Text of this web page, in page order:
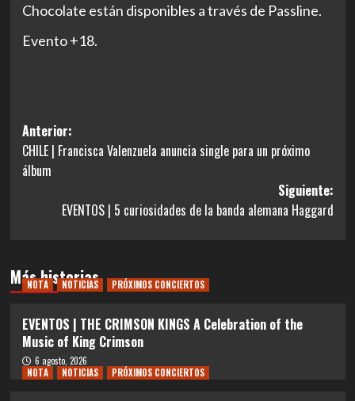
Chocolate están disponibles a través de Passline.
Evento +18.
Navegación
de
entradas
Anterior:
CHILE | Francisca Valenzuela anuncia single para un próximo
álbum
Siguiente:
EVENTOS | 5 curiosidades de la banda alemana Haggard
Más historias
NOTA NOTICIAS PRÓXIMOS CONCIERTOS
EVENTOS | THE CRIMSON KINGS A Celebration of the
Music of King Crimson
6 agosto, 2026
NOTA
NOTICIAS PRÓXIMOS CONCIERTOS